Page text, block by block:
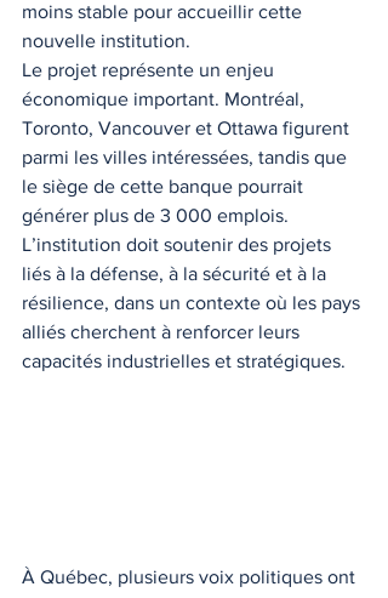
moins stable pour accueillir cette
nouvelle institution.
Le projet représente un enjeu
économique important. Montréal,
Toronto, Vancouver et Ottawa figurent
parmi les villes intéressées, tandis que
le siège de cette banque pourrait
générer plus de 3 000 emplois.
L’institution doit soutenir des projets
liés à la défense, à la sécurité et à la
résilience, dans un contexte où les pays
alliés cherchent à renforcer leurs
capacités industrielles et stratégiques.
À Québec, plusieurs voix politiques ont